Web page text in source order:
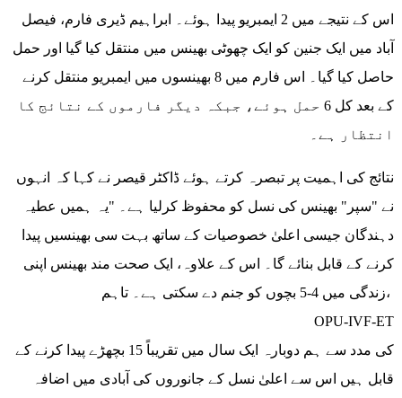
اس کے نتیجے میں 2 ایمبریو پیدا ہوئے۔ ابراہیم ڈیری فارم، فیصل
آباد میں ایک جنین کو ایک چھوٹی بھینس میں منتقل کیا گیا اور حمل
حاصل کیا گیا۔ اس فارم میں 8 بھینسوں میں ایمبریو منتقل کرنے
کے بعد کل 6 حمل ہوئے، جبکہ دیگر فارموں کے نتائج کا
انتظار ہے۔
نتائج کی اہمیت پر تبصرہ کرتے ہوئے ڈاکٹر قیصر نے کہا کہ انہوں
نے "سپر" بھینس کی نسل کو محفوظ کرلیا ہے۔ "یہ ہمیں عطیہ
دہندگان جیسی اعلیٰ خصوصیات کے ساتھ بہت سی بھینسیں پیدا
کرنے کے قابل بنائے گا۔ اس کے علاوہ، ایک صحت مند بھینس اپنی
زندگی میں 4-5 بچوں کو جنم دے سکتی ہے۔ تاہم،
OPU-IVF-ET
کی مدد سے ہم دوبارہ ایک سال میں تقریباً 15 بچھڑے پیدا کرنے کے
قابل ہیں اس سے اعلیٰ نسل کے جانوروں کی آبادی میں اضافہ